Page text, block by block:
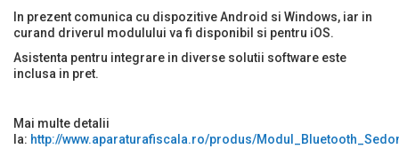
In prezent comunica cu dispozitive Android si Windows, iar in
curand driverul modulului va fi disponibil si pentru iOS.
Asistenta pentru integrare in diverse solutii software este
inclusa in pret.
Mai multe detalii
la: http://www.aparaturafiscala.ro/produs/